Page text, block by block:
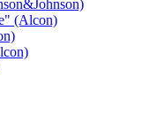
(Alcon)